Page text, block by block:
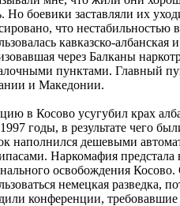
Но боевики заставляли их
что нестабильностью
кавказско-албанская
через Балканы
пунктами. Главный
и Македонии.
в Косово усугубил крах
годы, в результате чего
наполнился дешевыми
Наркомафия предстала
освобождения
немецкая разведка,
конференции,